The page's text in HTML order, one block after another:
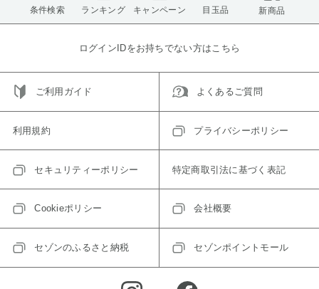
条件検索 ランキング キャンペーン 目玉品 新商品
ログインIDをお持ちでない方はこちら
ご利用ガイド よくあるご質問
利用規約 プライバシーポリシー
セキュリティーポリシー 特定商取引法に基づく表記
Cookieポリシー 会社概要
セゾンのふるさと納税 セゾンポイントモール